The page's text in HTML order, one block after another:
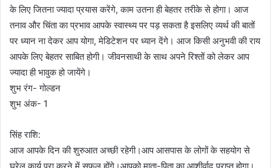
के लिए जितना ज्यादा प्रयास करेंगे, काम उतना ही बेहतर तरीके से होगा। आज
तनाव और चिंता का प्रभाव आपके स्वास्थ्य पर पड़ सकता है इसलिए व्यर्थ की बातों
पर ध्यान ना देकर आप योगा, मेडिटेशन पर ध्यान देंगे। आज किसी अनुभवी की राय
आपके लिए बेहतर साबित होगी। जीवनसाथी के साथ अपने रिश्तों को लेकर आप
ज्यादा ही भावुक हो जायेंगे।
शुभ रंग- गोल्डन
शुभ अंक- 1
सिंह राशि:
आज आपके दिन की शुरुआत अच्छी रहेगी।आप आसपास के लोगों के सहयोग से
घरेलु कार्य पूरा करने में सफल होंगे।आपको माता-पिता का आशीर्वाद प्राप्त होगा।